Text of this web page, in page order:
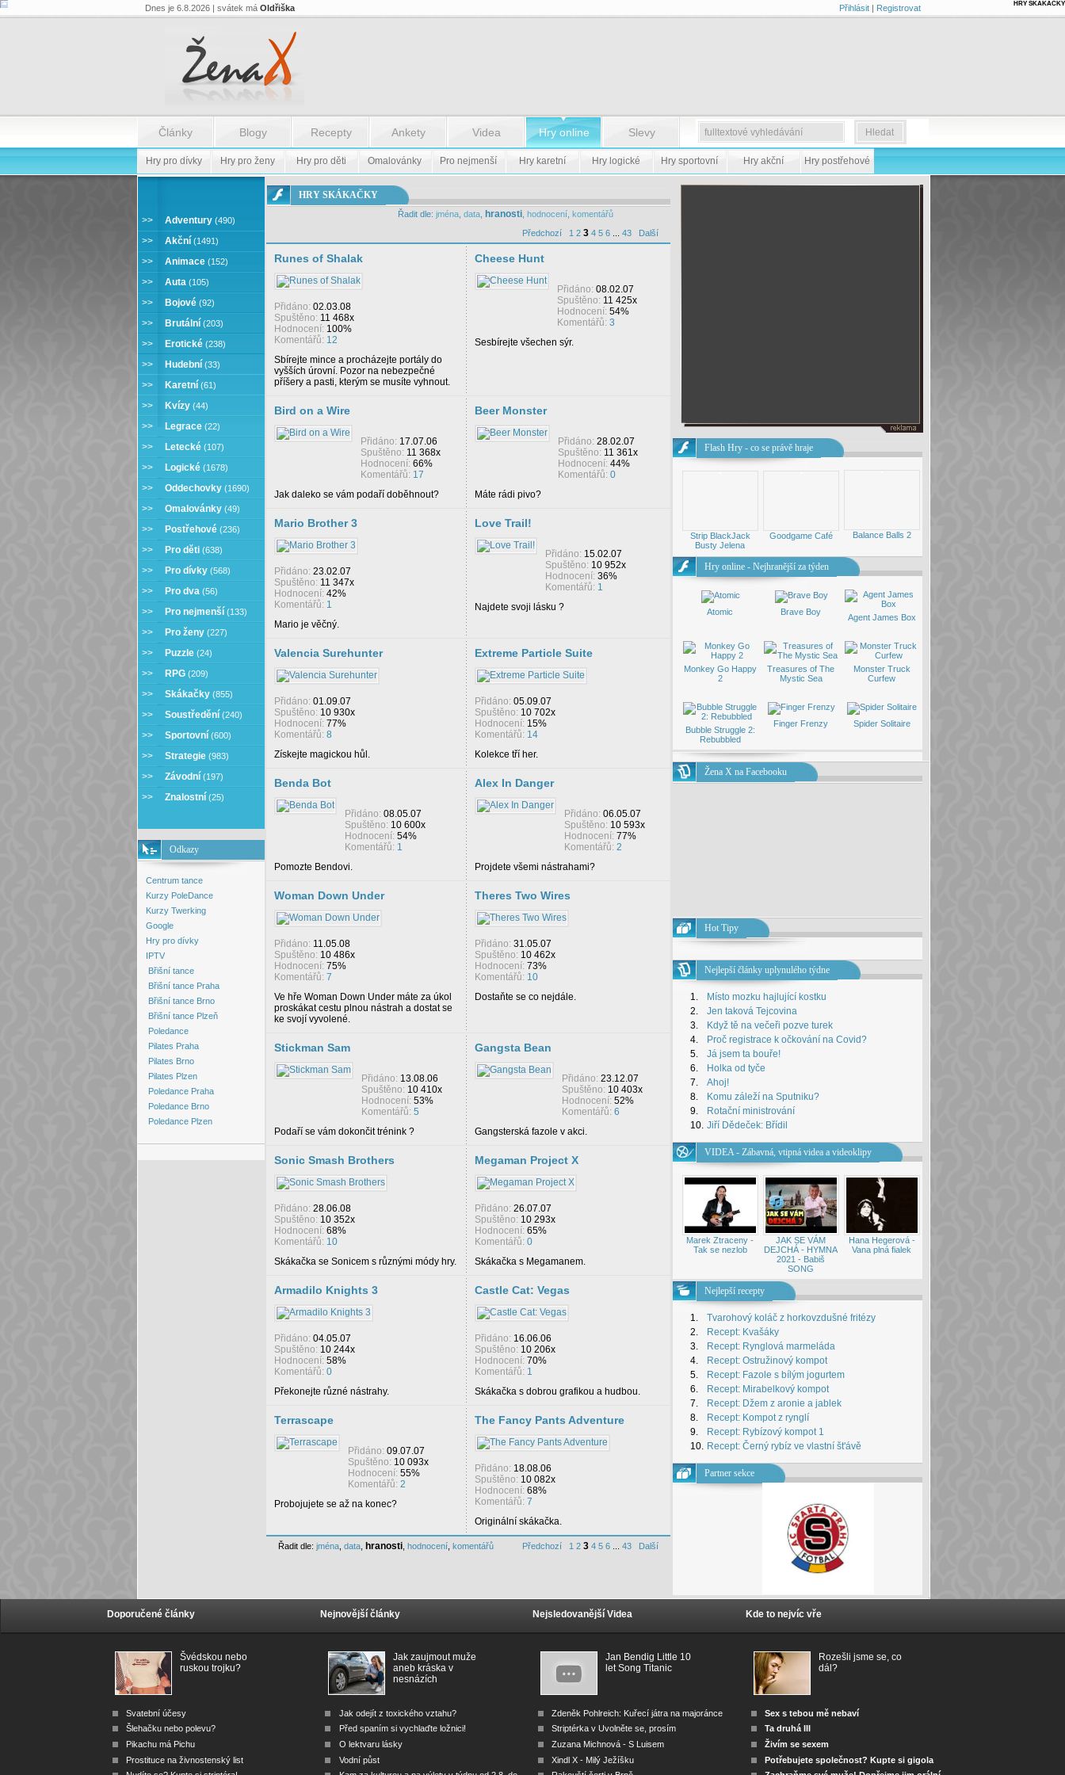
HRY SKÁKAČKY
Dnes je 6.8.2026 | svátek má Oldřiška Přihlásit| Registrovat
Články Blogy Recepty Ankety Videa Hry online Slevy
Hry pro dívky Hry pro ženy Hry pro děti Omalovánky Pro nejmenší Hry karetní Hry logické Hry sportovní Hry akční Hry postřehové
SKÁKAČKY
>> Adventury (490)
>> Akční (1491)
>> Animace (152)
>> Auta (105)
>> Bojové (92)
>> Brutální (203)
>> Erotické (238)
>> Hudební (33)
>> Karetní (61)
>> Kvízy (44)
>> Legrace (22)
>> Letecké (107)
>> Logické (1678)
>> Oddechovky (1690)
>> Omalovánky (49)
>> Postřehové (236)
>> Pro děti (638)
>> Pro dívky (568)
>> Pro dva (56)
>> Pro nejmenší (133)
>> Pro ženy (227)
>> Puzzle (24)
>> RPG (209)
>> Skákačky (855)
>> Soustředění (240)
>> Sportovní (600)
>> Strategie (983)
>> Závodní (197)
>> Znalostní (25)
Odkazy
Centrum tance
Kurzy PoleDance
Kurzy Twerking
Google
Hry pro dívky
IPTV
Břišní tance
Břišní tance Praha
Břišní tance Brno
Břišní tance Plzeň
Poledance
Pilates Praha
Pilates Brno
Pilates Plzen
Poledance Praha
Poledance Brno
Poledance Plzen
HRY SKÁKAČKY
Řadit dle: jména, data, hranosti, hodnocení, komentářů
Předchozí
1 2 3 4 5 6... 43 Další
Runes of Shalak
Přidáno: 02.03.08
Spuštěno: 11 468x
Hodnocení: 100%
Komentářů: 12
Sbírejte mince a procházejte portály do
vyšších úrovní. Pozor na nebezpečné
příšery a pasti, kterým se musíte vyhnout.
Cheese Hunt
Přidáno: 08.02.07
Spuštěno: 11 425x
Hodnocení: 54%
Komentářů: 3
Sesbírejte všechen sýr.
Bird on a Wire
Přidáno: 17.07.06
Spuštěno: 11 368x
Hodnocení: 66%
Komentářů: 17
Jak daleko se vám podaří doběhnout?
Beer Monster
Přidáno: 28.02.07
Spuštěno: 11 361x
Hodnocení: 44%
Komentářů: 0
Máte rádi pivo?
Mario Brother 3
Přidáno: 23.02.07
Spuštěno: 11 347x
Hodnocení: 42%
Komentářů: 1
Mario je věčný.
Love Trail!
Přidáno: 15.02.07
Spuštěno: 10 952x
Hodnocení: 36%
Komentářů: 1
Najdete svoji lásku ?
Valencia Surehunter
Přidáno: 01.09.07
Spuštěno: 10 930x
Hodnocení: 77%
Komentářů: 8
Získejte magickou hůl.
Extreme Particle Suite
Přidáno: 05.09.07
Spuštěno: 10 702x
Hodnocení: 15%
Komentářů: 14
Kolekce tří her.
Benda Bot
Přidáno: 08.05.07
Spuštěno: 10 600x
Hodnocení: 54%
Komentářů: 1
Pomozte Bendovi.
Alex In Danger
Přidáno: 06.05.07
Spuštěno: 10 593x
Hodnocení: 77%
Komentářů: 2
Projdete všemi nástrahami?
Woman Down Under
Přidáno: 11.05.08
Spuštěno: 10 486x
Hodnocení: 75%
Komentářů: 7
Ve hře Woman Down Under máte za úkol
proskákat cestu plnou nástrah a dostat se
ke svojí vyvolené.
Theres Two Wires
Přidáno: 31.05.07
Spuštěno: 10 462x
Hodnocení: 73%
Komentářů: 10
Dostaňte se co nejdále.
Stickman Sam
Přidáno: 13.08.06
Spuštěno: 10 410x
Hodnocení: 53%
Komentářů: 5
Podaří se vám dokončit trénink ?
Gangsta Bean
Přidáno: 23.12.07
Spuštěno: 10 403x
Hodnocení: 52%
Komentářů: 6
Gangsterská fazole v akci.
Sonic Smash Brothers
Přidáno: 28.06.08
Spuštěno: 10 352x
Hodnocení: 68%
Komentářů: 10
Skákačka se Sonicem s různými módy hry.
Megaman Project X
Přidáno: 26.07.07
Spuštěno: 10 293x
Hodnocení: 65%
Komentářů: 0
Skákačka s Megamanem.
Armadilo Knights 3
Přidáno: 04.05.07
Spuštěno: 10 244x
Hodnocení: 58%
Komentářů: 0
Překonejte různé nástrahy.
Castle Cat: Vegas
Přidáno: 16.06.06
Spuštěno: 10 206x
Hodnocení: 70%
Komentářů: 1
Skákačka s dobrou grafikou a hudbou.
Terrascape
Přidáno: 09.07.07
Spuštěno: 10 093x
Hodnocení: 55%
Komentářů: 2
Probojujete se až na konec?
The Fancy Pants Adventure
Přidáno: 18.08.06
Spuštěno: 10 082x
Hodnocení: 68%
Komentářů: 7
Originální skákačka.
Řadit dle: jména, data, hranosti, hodnocení, komentářů Předchozí 1 2 3 4 5 6... 43 Další
Flash Hry - co se právě hraje
Balance Balls 2
Goodgame Café
Strip BlackJack
Busty Jelena
Hry online - Nejhranější za týden
Agent James Box
Brave Boy
Atomic
Monster Truck
Curfew
Treasures of The
Mystic Sea
Monkey Go Happy
2
Spider Solitaire
Finger Frenzy
Bubble Struggle 2:
Rebubbled
Žena X na Facebooku
Hot Tipy
Nejlepší články uplynulého týdne
1.
Místo mozku hajlující kostku
2.
Jen taková Tejcovina
3.
Když tě na večeři pozve turek
4.
Proč registrace k očkování na Covid?
5.
Já jsem ta bouře!
6.
Holka od tyče
7.
Ahoj!
8.
Komu záleží na Sputniku?
9.
Rotační ministrování
10. Jiří Dědeček: Břídil
VIDEA - Zábavná, vtipná videa a videoklipy
Hana Hegerová -
Vana plná fialek
JAK SE VÁM
DEJCHÁ - HYMNA
2021 - Babiš
SONG
Marek Ztraceny -
Tak se nezlob
Nejlepší recepty
1.
Tvarohový koláč z horkovzdušné fritézy
2.
Recept: Kvašáky
3.
Recept: Rynglová marmeláda
4.
Recept: Ostružinový kompot
5.
Recept: Fazole s bílým jogurtem
6.
Recept: Mirabelkový kompot
7.
Recept: Džem z aronie a jablek
8.
Recept: Kompot z rynglí
9.
Recept: Rybízový kompot 1
10. Recept: Černý rybíz ve vlastní št'ávě
Partner sekce
Doporučené články
Švédskou nebo
ruskou trojku?
Svatební účesy
Šlehačku nebo polevu?
Pikachu má Pichu
Prostituce na živnostenský list
Nejnovější články
Jak zaujmout muže
aneb kráska v
nesnázích
Jak odejít z toxického vztahu?
Před spaním si vychlaďte ložnici!
O lektvaru lásky
Vodní půst
Nejsledovanější Videa
Jan Bendig Little 10
let Song Titanic
Zdeněk Pohlreich: Kuřecí játra na majoránce
Striptérka v Uvolněte se, prosím
Zuzana Michnová - S Luisem
Xindl X - Milý Ježíšku
Kde to nejvíc vře
Rozešli jsme se, co
dál?
Sex s tebou mě nebaví
Ta druhá III
Živím se sexem
Potřebujete společnost? Kupte si gigola